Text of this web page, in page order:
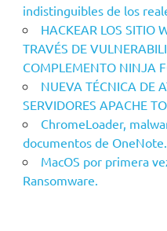
indistinguibles de los
HACKEAR LOS SITIO
TRAVÉS DE
COMPLEMENTO NINJA
NUEVA TÉCNICA DE
SERVIDORES APACHE
ChromeLoader,
documentos de OneNote.
MacOS por primera
Ransomware.